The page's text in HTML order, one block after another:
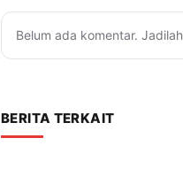
Belum ada komentar.
BERITA TERKAIT